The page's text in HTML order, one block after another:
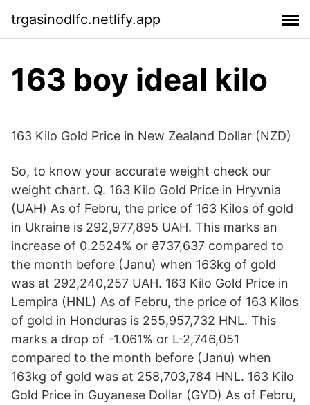
trgasinodlfc.netlify.app
163 boy ideal kilo
163 Kilo Gold Price in New Zealand Dollar (NZD)
So, to know your accurate weight check our
weight chart. Q. 163 Kilo Gold Price in Hryvnia
(UAH) As of Febru, the price of 163 Kilos of gold
in Ukraine is 292,977,895 UAH. This marks an
increase of 0.2524% or ₴737,637 compared to
the month before (Janu) when 163kg of gold
was at 292,240,257 UAH. 163 Kilo Gold Price in
Lempira (HNL) As of Febru, the price of 163 Kilos
of gold in Honduras is 255,957,732 HNL. This
marks a drop of -1.061% or L-2,746,051
compared to the month before (Janu) when
163kg of gold was at 258,703,784 HNL. 163 Kilo
Gold Price in Guyanese Dollar (GYD) As of Febru,